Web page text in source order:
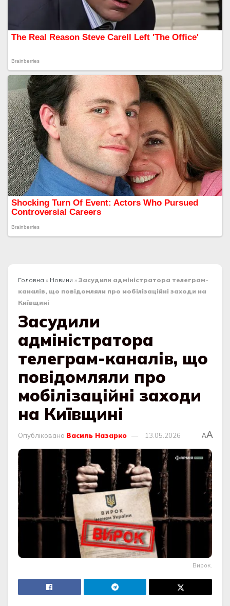
Головна » Новини » Засудили адміністратора телеграм-
каналів, що повідомляли про мобілізаційні заходи на
Київщині
Засудили
адміністратора
телеграм-каналів, що
повідомляли про
мобілізаційні заходи
на Київщині
Опубліковано Василь Назарко 13.05.2026 AA
Вирок.